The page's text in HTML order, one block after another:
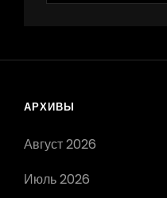
АРХИВЫ
Август 2026
Июль 2026